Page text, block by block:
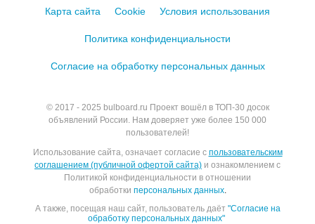
© 2017 - 2025 bulboard.ru Проект вошёл в ТОП-30 досок
объявлений России. Нам доверяет уже более 150 000
пользователей!
Использование сайта, означает согласие с пользовательским
соглашением (публичной офертой сайта) и ознакомлением с
Политикой конфиденциальности в отношении
обработки персональных данных.
А также, посещая наш сайт, пользователь даёт "Согласие на
обработку персональных данных"
Карта сайта Cookie Условия использования
Политика конфиденциальности
Согласие на обработку персональных данных